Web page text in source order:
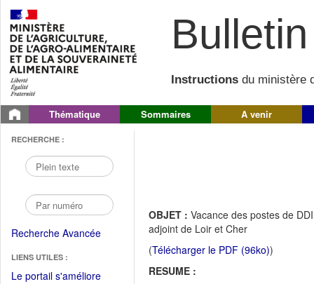
Instructions du ministère
Thématique Sommaires A venir
RECHERCHE :
Recherche Avancée
LIENS UTILES :
Le portail s'améliore(Fichier
OBJET : Vacance des postes de
adjoint de Loir et Cher
(Télécharger le PDF (96ko))
RESUME :